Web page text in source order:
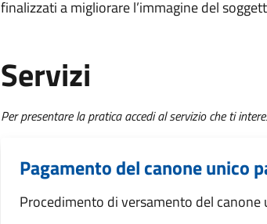
finalizzati a migliorare l’immagine del
Servizi
Per presentare la pratica accedi al servizio che ti
Pagamento del canone unico
Procedimento di versamento del